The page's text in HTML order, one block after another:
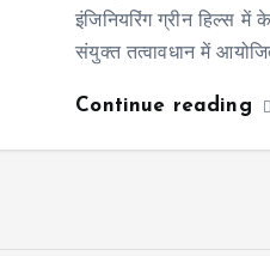
इंजिनियरिंग ग्रीन हिल्स
संयुक्त तत्वावधान में
Continue reading